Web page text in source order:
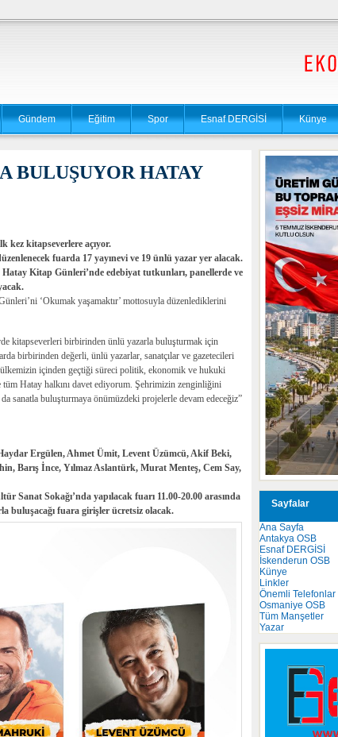
Gündem Eğitim Spor Esnaf DERGİSİ Künye
BULUŞUYOR HATAY
kez kitapseverlere açıyor.
fuarda 17 yayınevi ve 19 ünlü yazar yer alacak.
Kitap Günleri’nde edebiyat tutkunları, panellerde ve
‘Okumak yaşamaktır’ mottosuyla düzenlediklerini
kitapseverleri birbirinden ünlü yazarla buluşturmak için
birbirinden değerli, ünlü yazarlar, sanatçılar ve gazetecileri
ülkemizin içinden geçtiği süreci politik, ekonomik ve hukuki
Hatay halkını davet ediyorum. Şehrimizin zenginliğini
sanatla buluşturmaya önümüzdeki projelerle devam edeceğiz”
Ergülen, Ahmet Ümit, Levent Üzümcü, Akif Beki,
Barış İnce, Yılmaz Aslantürk, Murat Menteş, Cem Say,
Sanat Sokağı’nda yapılacak fuarı 11.00-20.00 arasında
buluşacağı fuara girişler ücretsiz olacak.
Sayfalar
Ana Sayfa
Antakya OSB
Esnaf DERGİSİ
İskenderun OSB
Künye
Linkler
Önemli Telefonlar
Osmaniye OSB
Tüm Manşetler
Yazar